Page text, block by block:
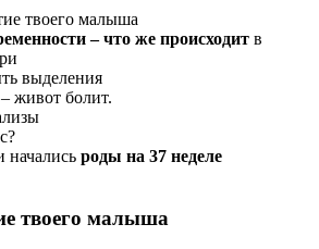
твоего малыша
– что же происходит в
выделения
живот болит.
начались роды на 37 неделе
твоего малыша